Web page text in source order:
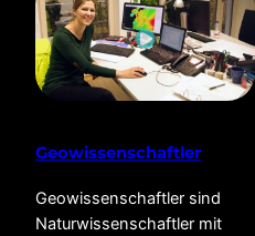
Geowissenschaftler
Geowissenschaftler sind
Naturwissenschaftler mit